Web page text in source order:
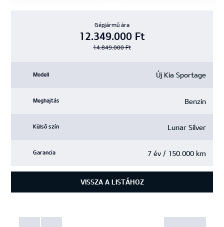
Gépjármű ára
12.349.000 Ft
14.849.000 Ft
Modell Új Kia Sportage
Meghajtás Benzin
Külső szín Lunar Silver
Garancia 7 év / 150.000 km
VISSZA A LISTÁHOZ
Galéria